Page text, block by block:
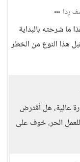
ردا
ما شرحته بالبداية
هذا النوع من الخطر
عالية، هل أفترض
الحر، خوف على